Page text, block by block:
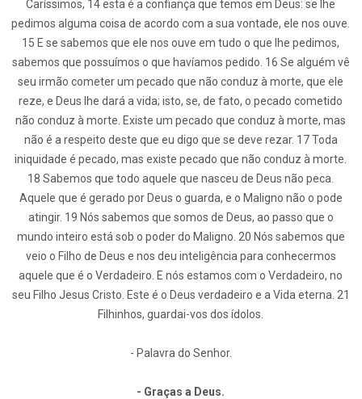
Caríssimos, 14 esta é a confiança que temos em Deus: se lhe
pedimos alguma coisa de acordo com a sua vontade, ele nos ouve.
15 E se sabemos que ele nos ouve em tudo o que lhe pedimos,
sabemos que possuímos o que havíamos pedido. 16 Se alguém vê
seu irmão cometer um pecado que não conduz à morte, que ele
reze, e Deus lhe dará a vida; isto, se, de fato, o pecado cometido
não conduz à morte. Existe um pecado que conduz à morte, mas
não é a respeito deste que eu digo que se deve rezar. 17 Toda
iniquidade é pecado, mas existe pecado que não conduz à morte.
18 Sabemos que todo aquele que nasceu de Deus não peca.
Aquele que é gerado por Deus o guarda, e o Maligno não o pode
atingir. 19 Nós sabemos que somos de Deus, ao passo que o
mundo inteiro está sob o poder do Maligno. 20 Nós sabemos que
veio o Filho de Deus e nos deu inteligência para conhecermos
aquele que é o Verdadeiro. E nós estamos com o Verdadeiro, no
seu Filho Jesus Cristo. Este é o Deus verdadeiro e a Vida eterna. 21
Filhinhos, guardai-vos dos ídolos.
- Palavra do Senhor.
- Graças a Deus.